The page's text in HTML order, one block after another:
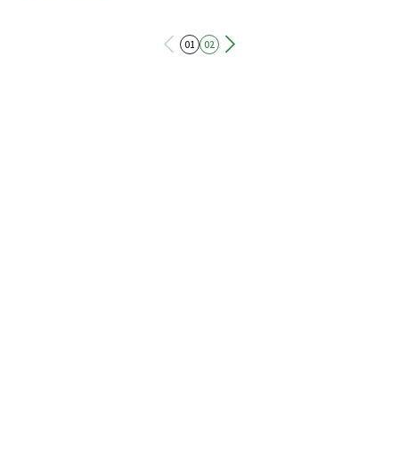
指認農地總量與區位。最後，各縣市使用分區的劃設則落
01 02